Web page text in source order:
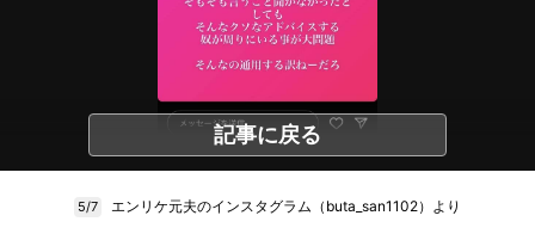
記事に戻る
5/7 エンリケ元夫のインスタグラム（buta_san1102）より